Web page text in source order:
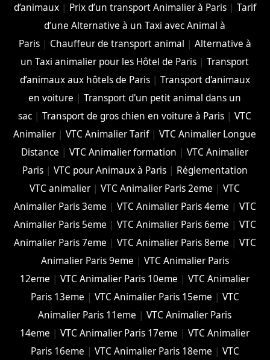
d’animaux| Prix d’un transport Animalier à Paris| Tarif
d’une Alternative à un Taxi avec Animal à
Paris| Chauffeur de transport animal | Alternative à
un Taxi animalier pour les Hôtel de Paris |Transport
d’animaux aux hôtels de Paris| Transport d'animaux
en voiture |Transport d'un petit animal dans un
sac |Transport de gros chien en voiture à Paris |VTC
Animalier |VTC Animalier Tarif|VTC Animalier Longue
Distance |VTC Animalier formation |VTC Animalier
Paris| VTC pour Animaux à Paris| Réglementation
VTC animalier |VTC Animalier Paris 2eme |VTC
Animalier Paris 3eme | VTC Animalier Paris 4eme | VTC
Animalier Paris 5eme | VTC Animalier Paris 6eme | VTC
Animalier Paris 7eme | VTC Animalier Paris 8eme | VTC
Animalier Paris 9eme | VTC Animalier Paris
12eme |VTC Animalier Paris 10eme |VTC Animalier
Paris 13eme | VTC Animalier Paris 15eme | VTC
Animalier Paris 11eme |VTC Animalier Paris
14eme |VTC Animalier Paris 17eme |VTC Animalier
Paris 16eme | VTC Animalier Paris 18eme | VTC